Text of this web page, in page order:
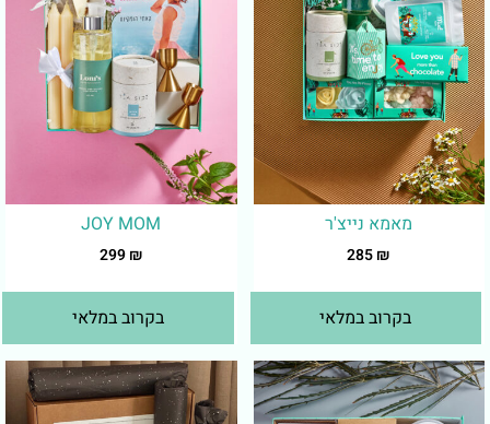
מאמא נייצ'ר
285₪
בקרוב במלאי
JOY MOM
299₪
בקרוב במלאי